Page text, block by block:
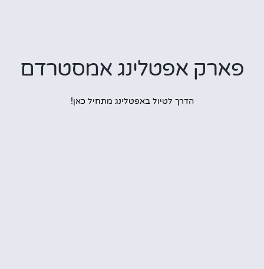
פארק אפטלינג אמסטרדם
הדרך לטיול באפטלינג מתחיל כאן!